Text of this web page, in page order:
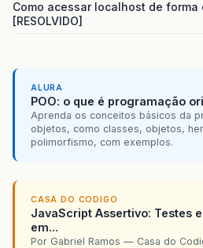
Como acessar localhost de forma
[RESOLVIDO]
ALURA
POO: o que é programação
Aprenda os conceitos básicos da
objetos, como classes, objetos,
polimorfismo, com exemplos.
CASA DO CODIGO
JavaScript Assertivo: Testes
em...
Por Gabriel Ramos — Casa do